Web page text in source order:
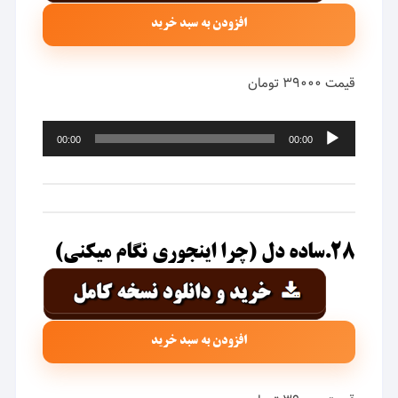
افزودن به سبد خرید
قیمت ۳۹۰۰۰ تومان
پخش‌کننده
صوت
00:00
00:00
۲۸.ساده دل (چرا اینجوری نگام میکنی)
افزودن به سبد خرید